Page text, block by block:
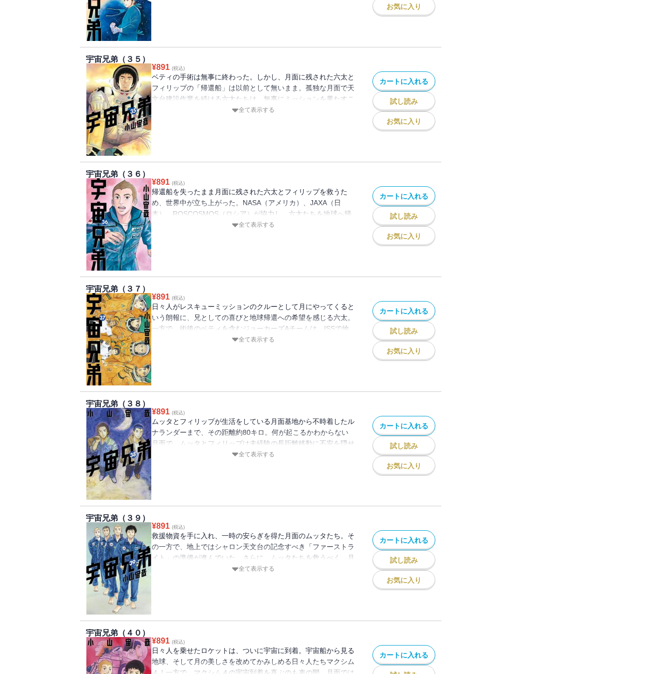
お気に入り
宇宙兄弟（３５）
¥891 (税込)
ベティの手術は無事に終わった。しかし、月面に残された六太と
フィリップの「帰還船」は以前として無いまま。孤独な月面で天
文台建設作業を続ける六太たちは、無事にミッションを果たすこ
全て表示する
カートに入れる
試し読み
お気に入り
宇宙兄弟（３６）
¥891 (税込)
帰還船を失ったまま月面に残された六太とフィリップを救うた
め、世界中が立ち上がった。NASA（アメリカ）、JAXA（日
本）、ROSCOSMOS（ロシア）が協力し、六太たちを地球へ帰
還させるための一大プロジェクトが動き出す。そしてプロジェク
全て表示する
カートに入れる
試し読み
お気に入り
宇宙兄弟（３７）
¥891 (税込)
日々人がレスキューミッションのクルーとして月にやってくると
いう朗報に、兄としての喜びと地球帰還への希望を感じる六太。
一方で、術後のベティを含むジョーカーズAチームは、ISSで地
球帰還のタイミングを待っていた。しかしそこで、思いもよらな
全て表示する
カートに入れる
試し読み
お気に入り
宇宙兄弟（３８）
¥891 (税込)
ムッタとフィリップが生活をしている月面基地から不時着したル
ナランダーまで、その距離約80キロ。何が起こるかわからない
月面で、ムッタとフィリップは未経験の長距離移動に不安を隠せ
ないでいた。そんな中、彼らに代わって地上で月面シミュレーシ
全て表示する
カートに入れる
試し読み
お気に入り
宇宙兄弟（３９）
¥891 (税込)
救援物資を手に入れ、一時の安らぎを得た月面のムッタたち。そ
の一方で、地上ではシャロン天文台の記念すべき「ファーストラ
イト」の準備が進んでいた。さらに、ムッタたちを救うべく、月
への救出ミッションも本格始動！マクシム４が着々と月へ行く準
全て表示する
カートに入れる
試し読み
お気に入り
宇宙兄弟（４０）
¥891 (税込)
日々人を乗せたロケットは、ついに宇宙に到着。宇宙船から見る
地球、そして月の美しさを改めてかみしめる日々人たちマクシム
カートに入れる